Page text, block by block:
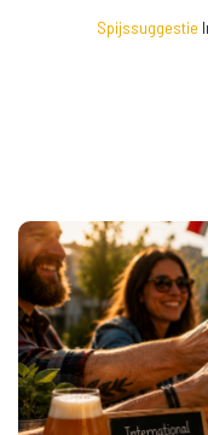
Spijssuggestie